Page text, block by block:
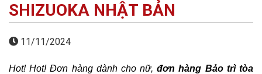
SHIZUOKA NHẬT BẢN
11/11/2024
Hot! Hot! Đơn hàng dành cho nữ,đơn hàng Bảo trì tòa